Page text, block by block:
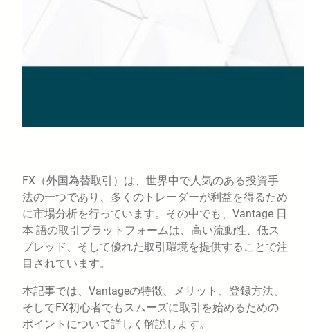
FX（外国為替取引）は、世界中で人気のある投資手
法の一つであり、多くのトレーダーが利益を得るため
に市場分析を行っています。その中でも、Vantage 日
本 語の取引プラットフォームは、高い流動性、低ス
プレッド、そして優れた取引環境を提供することで注
目されています。
本記事では、Vantageの特徴、メリット、登録方法、
そしてFX初心者でもスムーズに取引を始めるための
ポイントについて詳しく解説します。